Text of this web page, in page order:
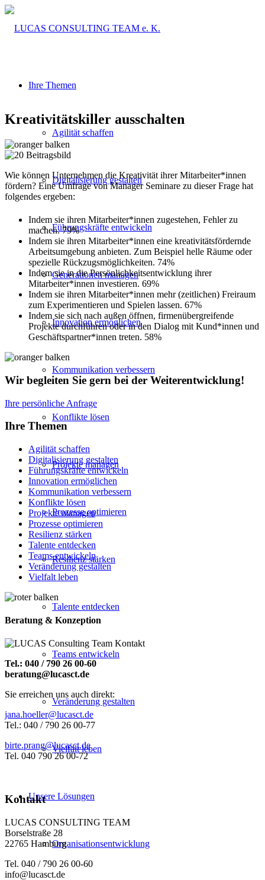
Ihre Themen
Agilität schaffen
Digitalisierung gestalten
Führungskräfte entwickeln
Generationen managen
Innovation ermöglichen
Kommunikation verbessern
Konflikte lösen
Projekte managen
Prozesse optimieren
Resilienz stärken
Talente entdecken
Teams entwickeln
Veränderung gestalten
Vielfalt leben
Unsere Lösungen
Organisationsentwicklung
Kreativitäts­killer ausschalten
Wie können Unternehmen die Kreativität ihrer Mitarbeiter*innen
fördern? Eine Umfrage von Manager Seminare zu dieser Frage hat
folgendes ergeben:
Indem sie ihren Mitarbeiter*innen zugestehen, Fehler zu
machen. 79%
Indem sie ihren Mitarbeiter*innen eine kreativitätsfördernde
Arbeitsumgebung anbieten. Zum Beispiel helle Räume oder
spezielle Rückzugsmöglichkeiten. 74%
Indem sie in die Persönlichkeitsentwicklung ihrer
Mitarbeiter*innen investieren. 69%
Indem sie ihren Mitarbeiter*innen mehr (zeitlichen) Freiraum
zum Experimentieren und Spielen lassen. 67%
Indem sie sich nach außen öffnen, firmenübergreifende
Projekte durchführen oder in den Dialog mit Kund*innen und
Geschäftspartner*innen treten. 58%
Wir begleiten Sie gern bei der Weiterentwicklung!
Ihre persönliche Anfrage
Ihre Themen
Agilität schaffen
Digitalisierung gestalten
Führungskräfte entwickeln
Innovation ermöglichen
Kommunikation verbessern
Konflikte lösen
Projekte managen
Prozesse optimieren
Resilienz stärken
Talente entdecken
Teams entwickeln
Veränderung gestalten
Vielfalt leben
Beratung & Konzeption
Tel.: 040 / 790 26 00-60
beratung@lucasct.de
Sie erreichen uns auch direkt:
jana.hoeller@lucasct.de
Tel.: 040 / 790 26 00-77
birte.prang@lucasct.de
Tel. 040 790 26 00-72
Kontakt
LUCAS CONSULTING TEAM
Borselstraße 28
22765 Hamburg
Tel. 040 / 790 26 00-60
info@lucasct.de